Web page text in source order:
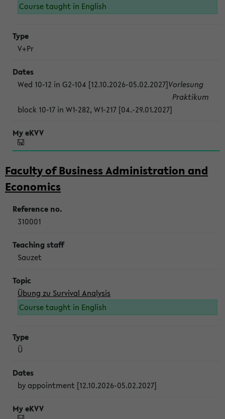
Course taught in English
V+Pr
Wed 10-12 in G2-104 [12.10.2026-05.02.2027]Vorlesung
block 10-17 in W1-282, W1-217 [04.-29.01.2027]
Praktikum
Faculty of Business Administration and
Economics
310001
Sauzet
Übung zu Survival Analysis
Course taught in English
Ü
by appointment [12.10.2026-05.02.2027]